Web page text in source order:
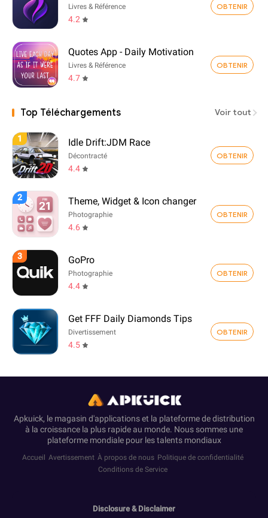
Livres & Référence
4.2
OBTENIR
Quotes App - Daily Motivation
Livres & Référence
4.7
OBTENIR
Top Téléchargements Voir tout
1 Idle Drift:JDM Race
Décontracté
4.4
OBTENIR
2 Theme, Widget & Icon changer
Photographie
4.6
OBTENIR
3 GoPro
Photographie
4.4
OBTENIR
Get FFF Daily Diamonds Tips
Divertissement
4.5
OBTENIR
Apkuick, le magasin d'applications et la plateforme de distribution
à la croissance la plus rapide au monde. Nous sommes une
plateforme mondiale pour les talents mondiaux
Accueil Avertissement À propos de nous Politique de confidentialité
Conditions de Service
Disclosure & Disclaimer